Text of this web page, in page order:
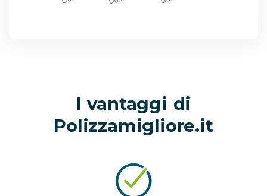
I vantaggi di
Polizzamigliore.it